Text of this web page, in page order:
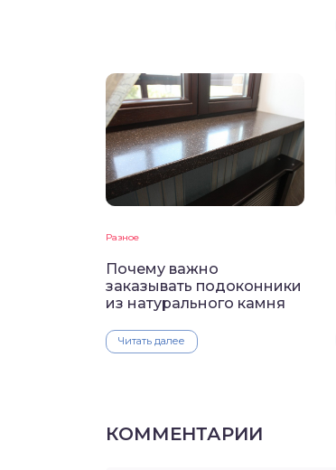
Разное
Почему важно
заказывать подоконники
из натурального камня
Читать далее
КОММЕНТАРИИ